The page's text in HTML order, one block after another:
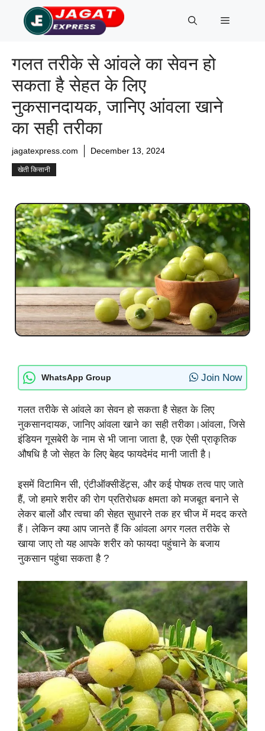
content
Menu
गलत तरीके से आंवले का सेवन हो
सकता है सेहत के लिए
नुकसानदायक, जानिए आंवला खाने
का सही तरीका
jagatexpress.com December 13, 2024
खेती किसानी
WhatsApp Group Join Now
गलत तरीके से आंवले का सेवन हो सकता है सेहत के लिए
नुकसानदायक, जानिए आंवला खाने का सही तरीका।आंवला, जिसे
इंडियन गूसबेरी के नाम से भी जाना जाता है, एक ऐसी प्राकृतिक
औषधि है जो सेहत के लिए बेहद फायदेमंद मानी जाती है।
इसमें विटामिन सी, एंटीऑक्सीडेंट्स, और कई पोषक तत्व पाए जाते
हैं, जो हमारे शरीर की रोग प्रतिरोधक क्षमता को मजबूत बनाने से
लेकर बालों और त्वचा की सेहत सुधारने तक हर चीज में मदद करते
हैं। लेकिन क्या आप जानते हैं कि आंवला अगर गलत तरीके से
खाया जाए तो यह आपके शरीर को फायदा पहुंचाने के बजाय
नुकसान पहुंचा सकता है ?